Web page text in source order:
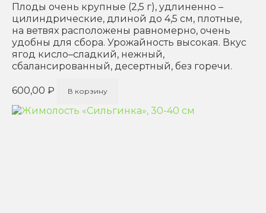
Плоды очень крупные (2,5 г), удлиненно –
цилиндрические, длиной до 4,5 см, плотные,
на ветвях расположены равномерно, очень
удобны для сбора. Урожайность высокая. Вкус
ягод кисло–сладкий, нежный,
сбалансированный, десертный, без горечи.
600,00 ₽ В корзину